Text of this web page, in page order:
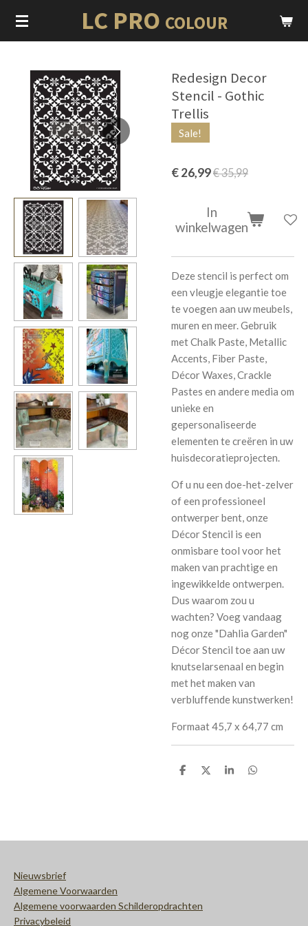
Ga
direct
hoofdinhoud
LC PRO COLOUR
Redesign Decor
Stencil - Gothic
Trellis
Sale!
€ 26,99€ 35,99
In
winkelwagen
Deze stencil is perfect om
een ​​vleugje elegantie toe
te voegen aan uw meubels,
muren en meer. Gebruik
met Chalk Paste, Metallic
Accents, Fiber Paste,
Décor Waxes, Crackle
Pastes en andere media om
unieke en
gepersonaliseerde
elementen te creëren in uw
huisdecoratieprojecten.
Of u nu een doe-het-zelver
of een professioneel
ontwerper bent, onze
Décor Stencil is een
onmisbare tool voor het
maken van prachtige en
ingewikkelde ontwerpen.
Dus waarom zou u
wachten? Voeg vandaag
nog onze "Dahlia Garden"
Décor Stencil toe aan uw
knutselarsenaal en begin
met het maken van
verbluffende kunstwerken!
Formaat45,7 x 64,77 cm
D
D
S
D
Nieuwsbrief
Algemene Voorwaarden
Algemene voorwaarden Schilderopdrachten
Privacybeleid